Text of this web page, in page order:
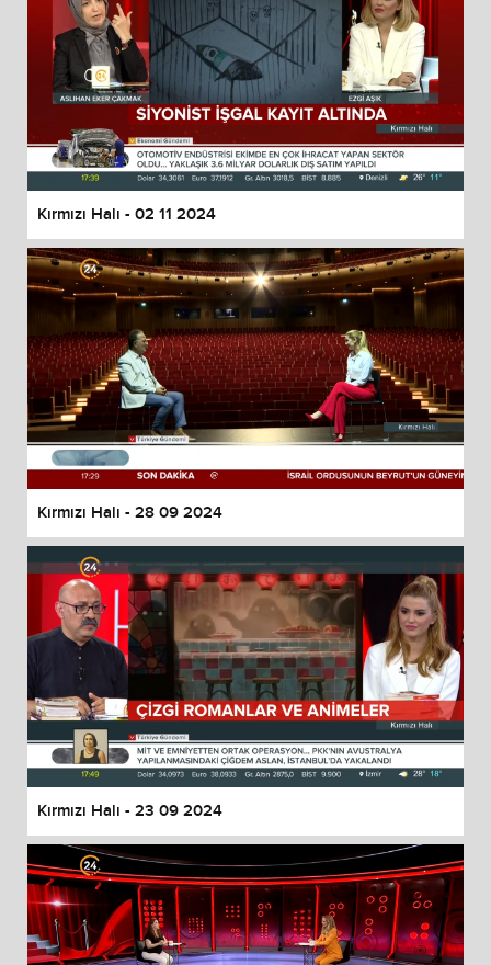
Kırmızı Halı - 02 11 2024
Kırmızı Halı - 28 09 2024
Kırmızı Halı - 23 09 2024